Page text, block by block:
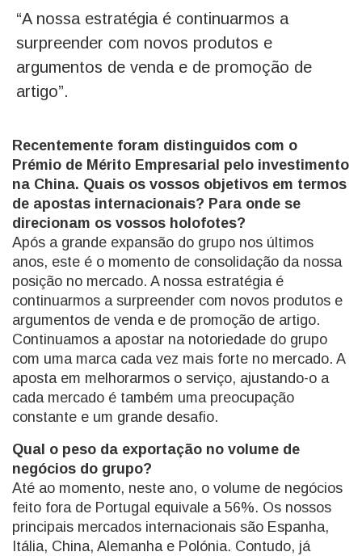
“A nossa estratégia é continuarmos a
surpreender com novos produtos e
argumentos de venda e de promoção de
artigo”.
Recentemente foram distinguidos com o
Prémio de Mérito Empresarial pelo investimento
na China. Quais os vossos objetivos em termos
de apostas internacionais? Para onde se
direcionam os vossos holofotes?
Após a grande expansão do grupo nos últimos
anos, este é o momento de consolidação da nossa
posição no mercado. A nossa estratégia é
continuarmos a surpreender com novos produtos e
argumentos de venda e de promoção de artigo.
Continuamos a apostar na notoriedade do grupo
com uma marca cada vez mais forte no mercado. A
aposta em melhorarmos o serviço, ajustando-o a
cada mercado é também uma preocupação
constante e um grande desafio.
Qual o peso da exportação no volume de
negócios do grupo?
Até ao momento, neste ano, o volume de negócios
feito fora de Portugal equivale a 56%. Os nossos
principais mercados internacionais são Espanha,
Itália, China, Alemanha e Polónia. Contudo, já